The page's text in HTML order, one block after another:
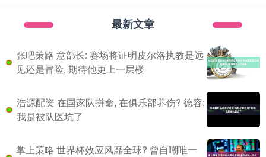
最新文章
张吧策路 意部长: 赛场将证明皮尔洛执教是远
见还是冒险, 期待他更上一层楼
浩源配资 在国家队拼命, 在俱乐部养伤? 德容:
我是被队医坑了
掌上策略 世界杯效应风靡全球? 曾自嘲唯一